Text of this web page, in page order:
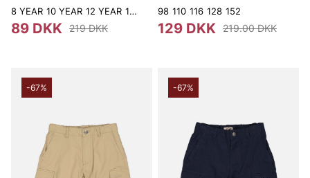
8 YEAR 10 YEAR 12 YEAR 14 YEAR
89 DKK 219 DKK
98 110 116 128 152
129 DKK 219.00 DKK
-67% -67%